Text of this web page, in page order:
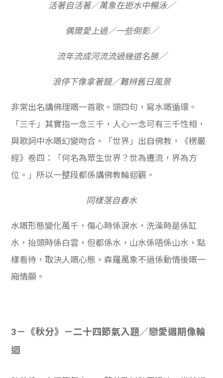
活著自活著／萬象在逝水中暢泳／
偶爾愛上過／一些倒影／
流年流成河流流過幾道名勝／
浪停下像拿著鏡／難辨舊日風景
非常出名講佛理嘅一首歌。頭四句，寫水嘅循環。
「三千」其實指一念三千，人心一念可有三千性相，
與歌詞中水嘅幻變吻合。「世界」出自佛教，《楞嚴
經》卷四：「何名為眾生世界？世為遷流，界為方
位。」所以一整段都係講佛教輪迴觀。
同樣落自春水
水嘅形態變化萬千，傷心時係淚水，洗澡時是係缸
水，抬頭時係白雲，但都係水，山水係唔係山水，點
樣看待，取決人嘅心態。森羅萬象不過係動情後嘅一
廂情願。
3－《秋分》－二十四節氣入題／戀愛週期像輪
迴